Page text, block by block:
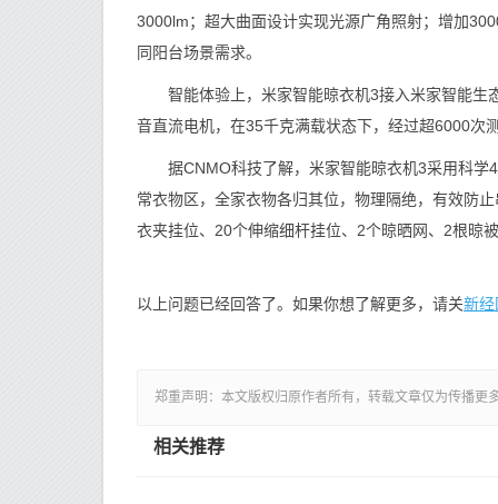
3000lm；超大曲面设计实现光源广角照射；增加
同阳台场景需求。
智能体验上，米家智能晾衣机3接入米家智能生
音直流电机，在35千克满载状态下，经过超6000次
据CNMO科技了解，米家智能晾衣机3采用科学
常衣物区，全家衣物各归其位，物理隔绝，有效防
衣夹挂位、20个伸缩细杆挂位、2个晾晒网、2根晾
以上问题已经回答了。如果你想了解更多，请关新
郑重声明：本文版权归原作者所有，转载文章仅为传播
相关推荐